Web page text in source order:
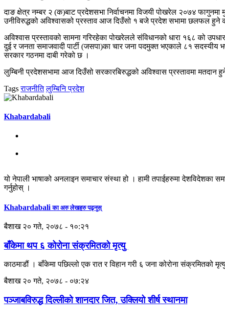
दाङ क्षेत्र नम्बर २ (क)बाट प्रदेशसभा निर्वाचनमा विजयी पोखरेल २०७४ फागुनमा
उनीविरुद्धको अविश्वासको प्रस्ताव आज दिउँसो १ बजे प्रदेश सभामा छलफल हुने
अविश्वास प्रस्तावको सामना गरिरहेका पोखरेलले संविधानको धारा १६८ को
दुई र जनता समाजवादी पार्टी (जसपा)का चार जना पदमुक्त भएकाले ८१
सरकार गठनमा दाबी गरेको छ ।
लुम्बिनी प्रदेशसभामा आज दिउँसो सरकारबिरुद्धको अविश्वास प्रस्तावमा मतदान
Tags राजनीति लुम्बिनि प्रदेश
Khabardabali
यो नेपाली भाषाको अनलाइन समाचार संस्था हो । हामी तपाईहरुमा देशविदेशका
गर्नुहोस् ।
Khabardabaliका अरु लेखहरु पढ्नुस्
बैशाख २० गते, २०७८ - १०:२१
बाँकेमा थप ६ कोरोना संक्रमितको मृत्यु
काठमाडौं । बाँकेमा पछिल्लो एक रात र विहान गरी ६ जना कोरोना
बैशाख २० गते, २०७८ - ०७:२४
पञ्जाबविरुद्ध दिल्लीको शानदार जित, उक्लियो शीर्ष स्थानमा